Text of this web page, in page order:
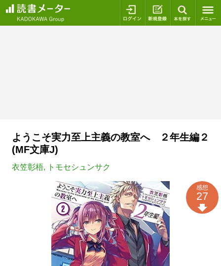
ログイン 新規登録
ようこそ実力至上主義の教室へ ２年生編２
(MF文庫J)
衣笠彰梧, トモセシュンサク
感想
27